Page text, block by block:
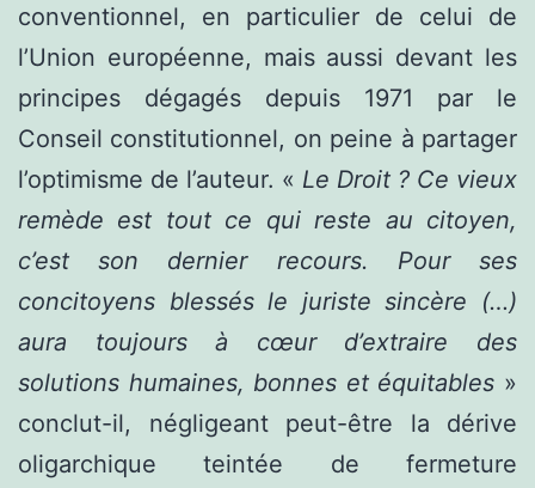
conventionnel, en particulier de celui de
l’Union européenne, mais aussi devant les
principes dégagés depuis 1971 par le
Conseil constitutionnel, on peine à partager
l’optimisme de l’auteur. « Le Droit ? Ce vieux
remède est tout ce qui reste au citoyen,
c’est son dernier recours. Pour ses
concitoyens blessés le juriste sincère (…)
aura toujours à cœur d’extraire des
solutions humaines, bonnes et équitables »
conclut-il, négligeant peut-être la dérive
oligarchique teintée de fermeture